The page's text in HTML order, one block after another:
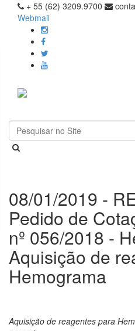
+ 55 (62) 3209.9700
Webmail
08/01/2019 -
Pedido de
nº 056/2018 -
Aquisição de
Hemograma
Aquisição de reagentes para